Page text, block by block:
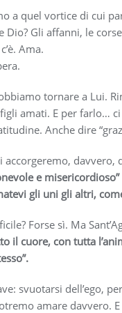
a quel vortice di cui
Dio? Gli affanni, le
Ama.
tornare a Lui.
amati. E per farlo…
Anche dire
accorgeremo, davvero,
e misericordioso”
gli uni gli altri,
Forse sì. Ma
il cuore, con tutta
svuotarsi dell’ego,
amare davvero.